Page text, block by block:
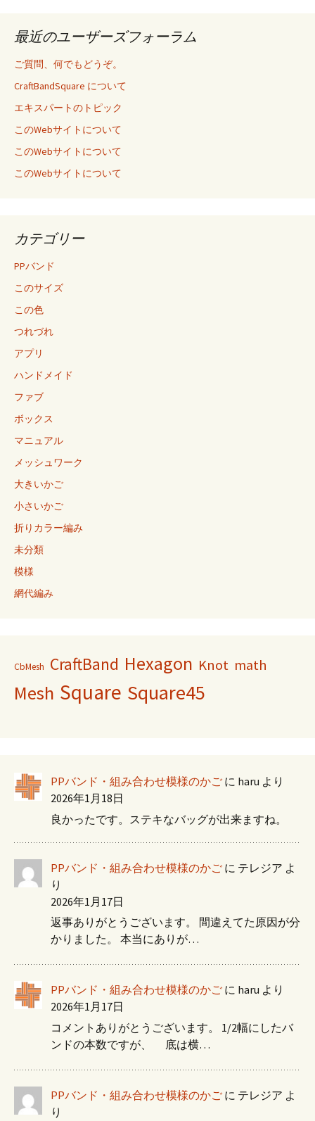
最近のユーザーズフォーラム
ご質問、何でもどうぞ。
CraftBandSquare について
エキスパートのトピック
このWebサイトについて
このWebサイトについて
このWebサイトについて
カテゴリー
PPバンド
このサイズ
この色
つれづれ
アプリ
ハンドメイド
ファブ
ボックス
マニュアル
メッシュワーク
大きいかご
小さいかご
折りカラー編み
未分類
模様
網代編み
CbMesh CraftBand Hexagon Knot math
Mesh Square Square45
PPバンド・組み合わせ模様のかご に haru より
2026年1月18日
良かったです。ステキなバッグが出来ますね。
PPバンド・組み合わせ模様のかご に テレジア よ
り
2026年1月17日
返事ありがとうございます。 間違えてた原因が分
かりました。 本当にありが…
PPバンド・組み合わせ模様のかご に haru より
2026年1月17日
コメントありがとうございます。 1/2幅にしたバ
ンドの本数ですが、 底は横…
PPバンド・組み合わせ模様のかご に テレジア よ
り